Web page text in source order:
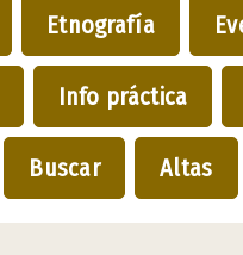
Etnografía
Info práctica
Buscar Altas